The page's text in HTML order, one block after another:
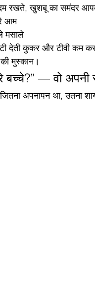
रखते, खुशबू का समंदर
आम
मसाले
देती कुकर और टीवी कम
मुस्कान।
बच्चे?” — वो अपनी
अपनापन था, उतना